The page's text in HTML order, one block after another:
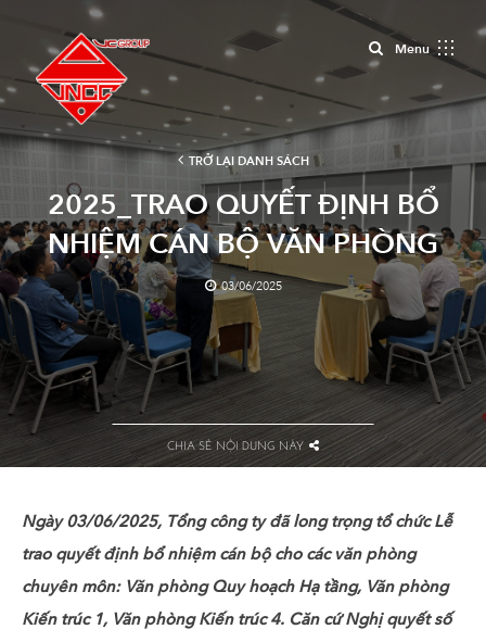
Menu
Close
TRỞ LẠI DANH SÁCH
2025_TRAO QUYẾT ĐỊNH BỔ
NHIỆM CÁN BỘ VĂN PHÒNG
QUY HOẠCH HẠ TẦNG, VĂN
PHÒNG KIẾN TRÚC 1, VĂN
PHÒNG KIẾN TRÚC 4
03/06/2025
CHIA SẺ NỘI DUNG NÀY
Ngày 03/06/2025, Tổng công ty đã long trọng tổ chức Lễ
trao quyết định bổ nhiệm cán bộ cho các văn phòng
chuyên môn: Văn phòng Quy hoạch Hạ tầng, Văn phòng
Kiến trúc 1, Văn phòng Kiến trúc 4. Căn cứ Nghị quyết số